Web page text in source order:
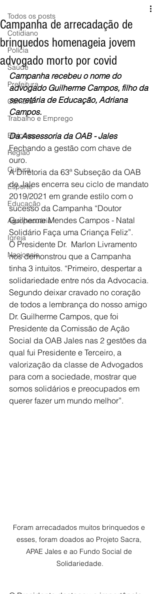
Todos os posts
Cotidiano
Polícia
Saúde
Prefeitura
Câmara
Trabalho e Emprego
Eleições
Região
Cultura
Esporte
Educação
Agropecuária
Igreja
Nacionais
Campanha de arrecadação de
brinquedos homenageia jovem
advogado morto por covid
Campanha recebeu o nome do
advogado Guilherme Campos, filho da
secretária de Educação, Adriana
Campos.
Da Assessoria da OAB - Jales
Fechando a gestão com chave de
ouro.
A Diretoria da 63ª Subseção da OAB
de Jales encerra seu ciclo de mandato
2019/2021 em grande estilo com o
sucesso da Campanha “Doutor
Guilherme Mendes Campos - Natal
Solidário Faça uma Criança Feliz”.
O Presidente Dr.  Marlon Livramento
nos demonstrou que a Campanha
tinha 3 intuitos. “Primeiro, despertar a
solidariedade entre nós da Advocacia.
Segundo deixar cravado no coração
de todos a lembrança do nosso amigo
Dr. Guilherme Campos, que foi
Presidente da Comissão de Ação
Social da OAB Jales nas 2 gestões da
qual fui Presidente e Terceiro, a
valorização da classe de Advogados
para com a sociedade, mostrar que
somos solidários e preocupados em
querer fazer um mundo melhor”.
Foram arrecadados muitos brinquedos e
esses, foram doados ao Projeto Sacra,
APAE Jales e ao Fundo Social de
Solidariedade.